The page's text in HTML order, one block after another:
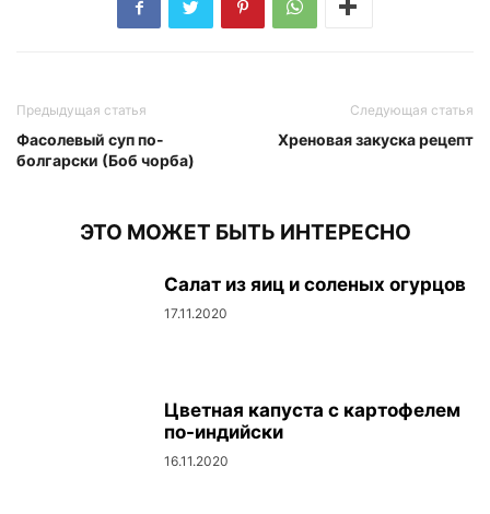
Предыдущая статья
Фасолевый суп по-
болгарски (Боб чорба)
Следующая статья
Хреновая закуска рецепт
ЭТО МОЖЕТ БЫТЬ ИНТЕРЕСНО
Салат из яиц и соленых огурцов
17.11.2020
Цветная капуста с картофелем
по-индийски
16.11.2020